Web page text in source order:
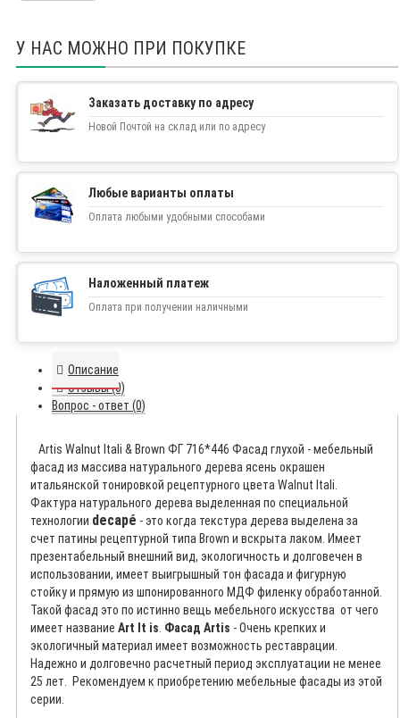
У НАС МОЖНО ПРИ ПОКУПКЕ
Заказать доставку по адресу
Новой Почтой на склад или по адресу
Любые варианты оплаты
Оплата любыми удобными способами
Наложенный платеж
Оплата при получении наличными
Описание
Отзывы (0)
Вопрос - ответ (0)
Artis Walnut Itali & Brown ФГ 716*446 Фасад глухой - мебельный
фасад из массива натурального дерева ясень окрашен
итальянской тонировкой рецептурного цвета Walnut Itali.
Фактура натурального дерева выделенная по специальной
технологии decapé - это когда текстура дерева выделена за
счет патины рецептурной типа Brown и вскрыта лаком. Имеет
презентабельный внешний вид, экологичность и долговечен в
использовании, имеет выигрышный тон фасада и фигурную
стойку и прямую из шпонированного МДФ филенку обработанной.
Такой фасад это по истинно вещь мебельного искусства от чего
имеет название Art It is Фасад Artis -Очень крепких и
экологичный материал имеет возможность реставрации.
Надежно и долговечно расчетный период эксплуатации не менее
25 лет. Рекомендуем к приобретению мебельные фасады из этой
серии.